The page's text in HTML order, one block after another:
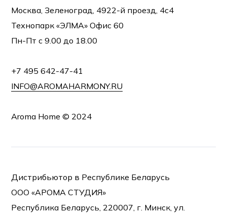
Москва, Зеленоград, 4922-й проезд, 4с4
Технопарк «ЭЛМА» Офис 60
Пн-Пт с 9.00 до 18.00
+7 495 642-47-41
INFO@AROMAHARMONY.RU
Aroma Home © 2024
Дистрибьютор в Республике Беларусь
ООО «АРОМА СТУДИЯ»
Республика Беларусь, 220007, г. Минск, ул.